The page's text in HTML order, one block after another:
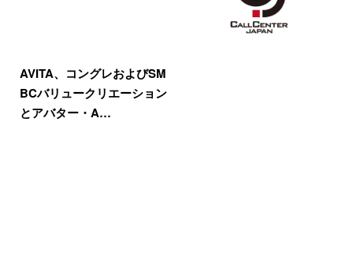
AVITA、コングレおよびSM
BCバリュークリエーション
とアバター・A…